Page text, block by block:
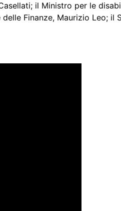
il Ministro per le
Finanze, Maurizio Leo; il